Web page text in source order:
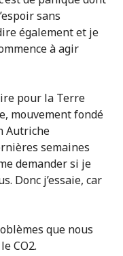
sans
également et je
à agir
pour la Terre
mouvement fondé
Autriche
semaines
demander si je
Donc j’essaie, car
que nous
CO2.